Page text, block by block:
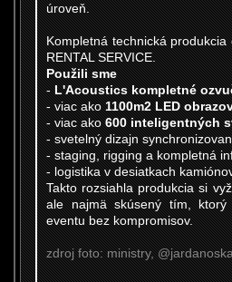
úroveň.
Kompletná technická
RENTAL SERVICE.
Použili sme
-L'Acoustics kompletné
- viac ako1100m2 LED
- viac ako600 inteligentných
- svetelný dizajn
- staging, rigging a kompletná
- logistika v desiatkach
Takto rozsiahla produkcia si
ale najmä skúsený tím,
eventu bez kompromisov.
zdroj foto: ministry,